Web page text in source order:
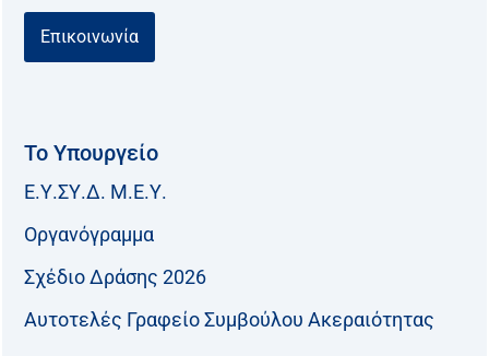
Επικοινωνία
Το Υπουργείο
Ε.Υ.ΣΥ.Δ. Μ.Ε.Υ.
Οργανόγραμμα
Σχέδιο Δράσης 2026
Αυτοτελές Γραφείο Συμβούλου Ακεραιότητας